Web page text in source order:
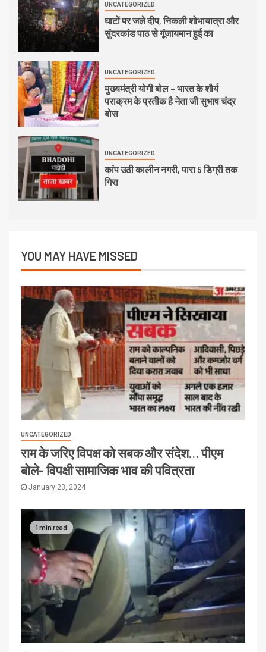
UNCATEGORIZED
घाटों पर जले दीप, निकली शोभायात्रा और
सुंदरकांड पाठ से गूंजायमान हुई का
UNCATEGORIZED
मुख्यमंत्री योगी बोल – भारत के शौर्य
पराक्रम के प्रतीक है नेता जी सुभाष चंद्र
बोस
UNCATEGORIZED
कांप उठी कालीन नगरी, पारा 5 डिग्री तक
गिरा
YOU MAY HAVE MISSED
UNCATEGORIZED
राम के जरिए विपक्ष को सबक और संदेश… पीएम
बोले- विपक्षी सामाजिक भाव की पवित्रता
January 23, 2024
1 min read